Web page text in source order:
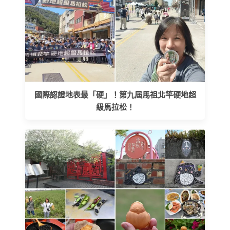
國際認證地表最「硬」！第九屆馬祖北竿硬地超
級馬拉松！